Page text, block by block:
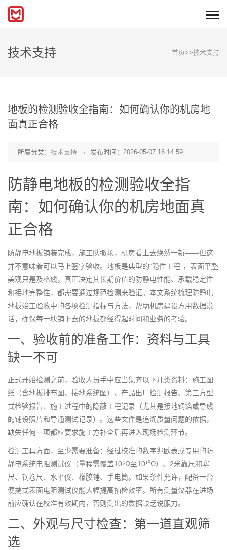
技术支持 首页>>技术支持
地板的检测验收全指南：如何确认你的机房地
面真正合格
所属分类： 技术支持 发布时间：2026-05-07 16:14:59
防静电地板的检测验收全指
南：如何确认你的机房地面真
正合格
防静电地板铺装完成，施工队撤场，机房看上去焕然一新——但这
并不意味着可以马上签字验收。地板是典型的“隐性工程”，表面平整
美观只是及格线，真正决定其长期价值的防静电性能、承载稳定性
和接地完整性，都需要通过规范检测来验证。本文系统梳理防静电
地板竣工验收中的各项检测指标与方法，帮助机房建设方用数据说
话，确保每一块铺下去的地板都经得起时间和业务的考验。
一、验收前的准备工作：资料与工具
缺一不可
正式开始检测之前，验收人员手中应当集齐以下几类资料：施工图
纸（含地板排布图、接地系统图）、产品出厂检测报告、第三方型
式检验报告、施工过程中的隐蔽工程记录（尤其是接地铜箔或导线
的铺设照片和导通测试记录）。这些文件是追溯质量问题的依据，
缺失任何一项都应要求施工方补全后再进入现场检测环节。
检测工具方面，至少需要准备：经过校准的数字兆欧表或专用的防
静电系统电阻测试仪（量程需覆盖10⁵Ω至10¹⁰Ω）、2米靠尺和塞
尺、钢卷尺、水平仪、橡胶锤、手电筒。如果条件允许，配备一台
便携式表面电阻测试仪能大幅提高抽检效率。所有测量仪器在进场
前应确认在校准有效期内，否则测出的数据缺乏说服力。
二、外观与尺寸检查：第一道直观筛
选